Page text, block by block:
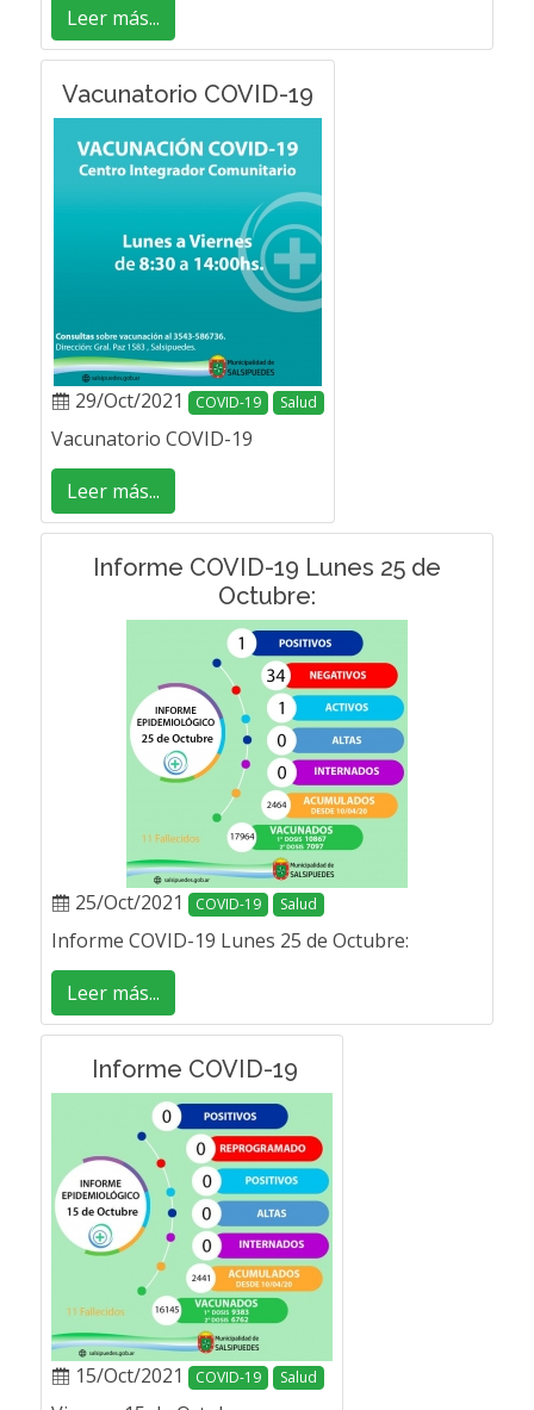
Leer más...
Vacunatorio COVID-19
29/Oct/2021 COVID-19 Salud
Vacunatorio COVID-19
Leer más...
Informe COVID-19 Lunes 25 de
Octubre:
25/Oct/2021 COVID-19 Salud
Informe COVID-19 Lunes 25 de Octubre:
Leer más...
Informe COVID-19
15/Oct/2021 COVID-19 Salud